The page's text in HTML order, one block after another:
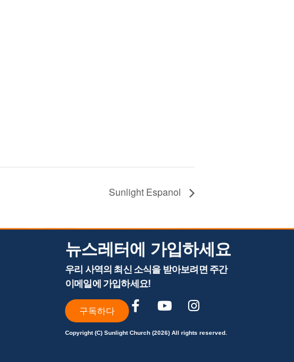
Sunlight Espanol
뉴스레터에 가입하세요
우리 사역의 최신 소식을 받아보려면 주간
이메일에 가입하세요!
구독하다
Copyright (C) Sunlight Church (2026) All rights reserved.